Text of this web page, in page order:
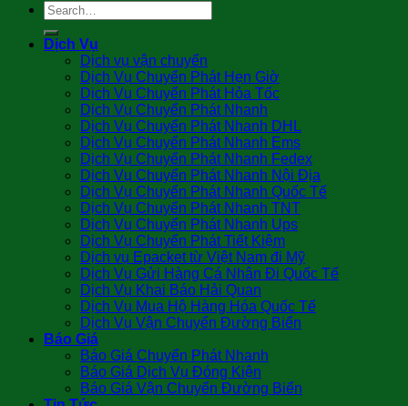
Dịch Vụ
Dịch vụ vận chuyển
Dịch Vụ Chuyển Phát Hẹn Giờ
Dịch Vụ Chuyển Phát Hỏa Tốc
Dịch Vụ Chuyển Phát Nhanh
Dịch Vụ Chuyển Phát Nhanh DHL
Dịch Vụ Chuyển Phát Nhanh Ems
Dịch Vụ Chuyển Phát Nhanh Fedex
Dịch Vụ Chuyển Phát Nhanh Nội Địa
Dịch Vụ Chuyển Phát Nhanh Quốc Tế
Dịch Vụ Chuyển Phát Nhanh TNT
Dịch Vụ Chuyển Phát Nhanh Ups
Dịch Vụ Chuyển Phát Tiết Kiệm
Dịch vụ Epacket từ Việt Nam đi Mỹ
Dịch Vụ Gửi Hàng Cá Nhân Đi Quốc Tế
Dịch Vụ Khai Báo Hải Quan
Dịch Vụ Mua Hộ Hàng Hóa Quốc Tế
Dịch Vụ Vận Chuyển Đường Biển
Báo Giá
Báo Giá Chuyển Phát Nhanh
Báo Giá Dịch Vụ Đóng Kiện
Báo Giá Vận Chuyển Đường Biển